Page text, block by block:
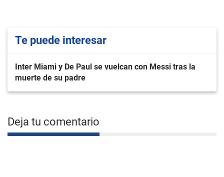
Te puede interesar
Inter Miami y De Paul se vuelcan con Messi tras la
muerte de su padre
Deja tu comentario